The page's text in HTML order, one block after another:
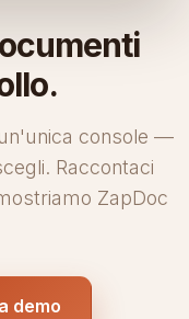
console —
Raccontaci
ZapDoc
demo